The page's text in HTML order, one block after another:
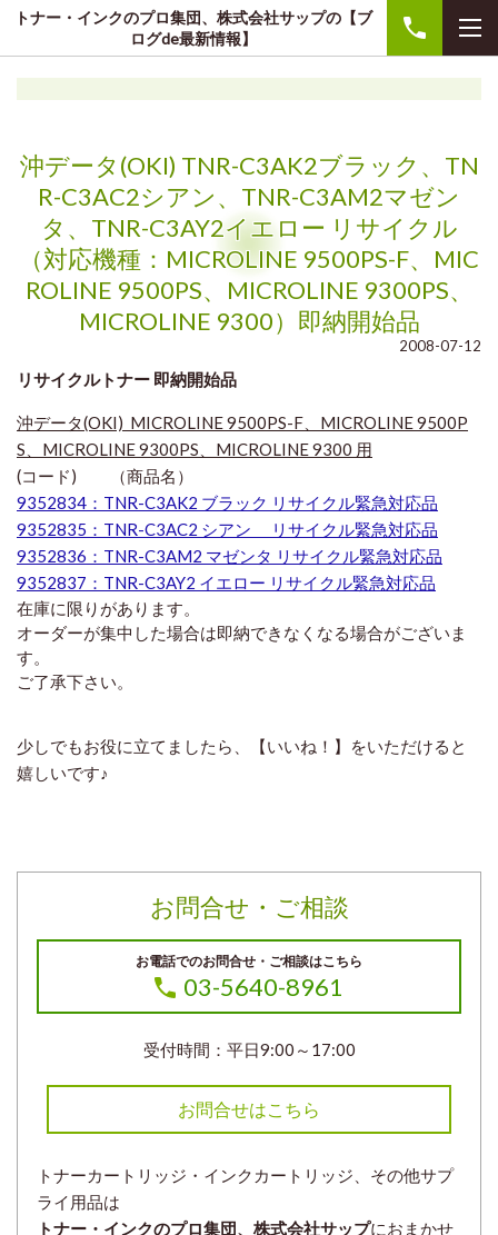
トナー・インクのプロ集団、株式会社サップの【ブ
ログde最新情報】
沖データ(OKI) TNR-C3AK2ブラック、TN
R-C3AC2シアン、TNR-C3AM2マゼン
タ、TNR-C3AY2イエロー リサイクル
（対応機種：MICROLINE 9500PS-F、MIC
ROLINE 9500PS、MICROLINE 9300PS、
MICROLINE 9300）即納開始品
2008-07-12
リサイクルトナー 即納開始品
沖データ(OKI) MICROLINE 9500PS-F、MICROLINE 9500P
S、MICROLINE 9300PS、MICROLINE 9300 用
(コード) （商品名）
9352834：TNR-C3AK2 ブラック リサイクル緊急対応品
9352835：TNR-C3AC2 シアン リサイクル緊急対応品
9352836：TNR-C3AM2 マゼンタ リサイクル緊急対応品
9352837：TNR-C3AY2 イエロー リサイクル緊急対応品
在庫に限りがあります。
オーダーが集中した場合は即納できなくなる場合がございま
す。
ご了承下さい。
少しでもお役に立てましたら、【いいね！】をいただけると
嬉しいです♪
お問合せ・ご相談
お電話でのお問合せ・ご相談はこちら
03-5640-8961
受付時間：平日9:00～17:00
お問合せはこちら
トナーカートリッジ・インクカートリッジ、その他サプ
ライ用品は
トナー・インクのプロ集団、株式会社サップにおまかせ